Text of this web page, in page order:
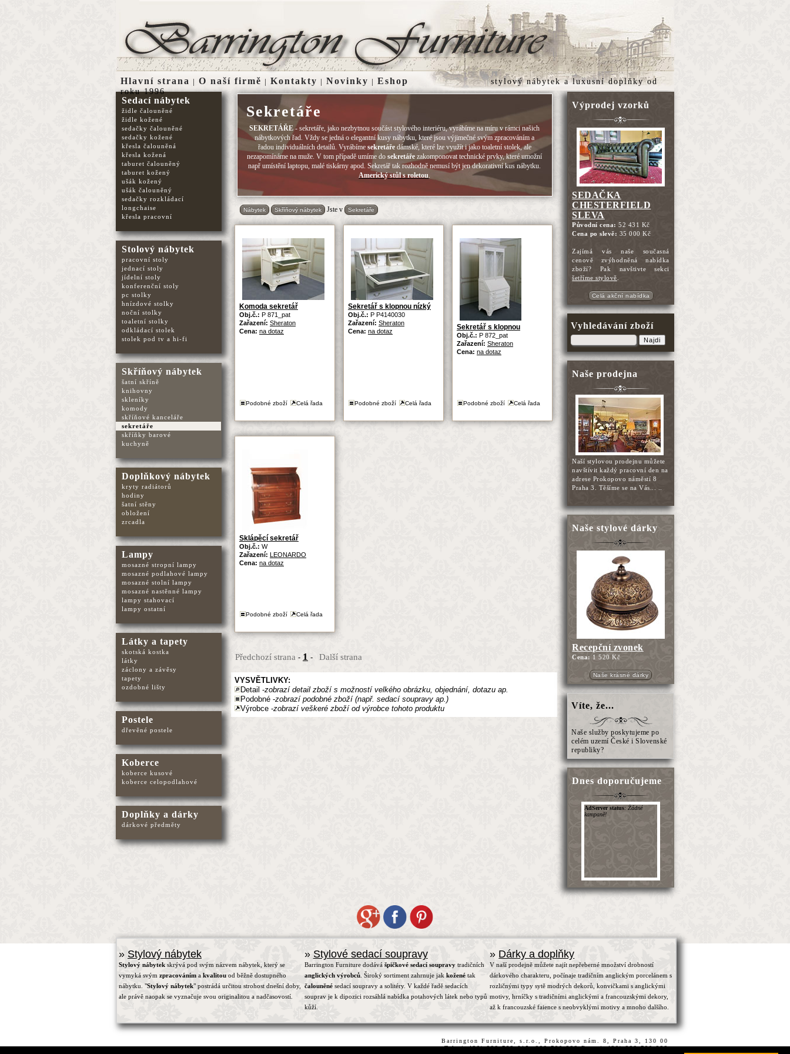
Sekretáře
SEKRETÁŘE- sekretáře, jako nezbytnou součást stylového interiéru, vyrábíme na míru v rámci našich
nábytkových řad. Vždy se jedná o elegantní kusy nábytku, které jsou výjimečné svým zpracováním a
řadou individuálních detailů. Vyrábíme sekretáře dámské, které lze využít i jako toaletní stolek, ale
nezapomínáme na muže. V tom případě umíme dosekretáře zakomponovat technické prvky, které umožní
např umístění laptopu, malé tiskárny apod. Sekretář tak rozhodně nemusí být jen dekorativní kus nábytku.
Americký stůl s roletou.
Nábytek Skříňový nábytek Jste v Sekretáře
Komoda sekretář
Obj.č.: P 871_pat
Zařazení: Sheraton
Cena: na dotaz
Podobné zboží Celá řada
Sekretář s klopnou nízký
Obj.č.: P P4140030
Zařazení: Sheraton
Cena: na dotaz
Podobné zboží Celá řada
Sekretář s klopnou
Obj.č.: P 872_pat
Zařazení: Sheraton
Cena: na dotaz
Podobné zboží Celá řada
Sklápěcí sekretář
Obj.č.: W
Zařazení: LEONARDO
Cena: na dotaz
Podobné zboží Celá řada
Předchozí strana - 1 - Další strana
VYSVĚTLIVKY:
Detail -zobrazí detail zboží s možností velkého obrázku, objednání, dotazu ap.
Podobné -zobrazí podobné zboží (např. sedací soupravy ap.)
Výrobce -zobrazí veškeré zboží od výrobce tohoto produktu
Výprodej vzorků
SEDAČKA
CHESTERFIELD
SLEVA
Původní cena:52 431 Kč
Cena po slevě: 35 000 Kč
Zajímá vás naše současná
cenově zvýhodněná nabídka
zboží? Pak navštivte sekci
šetříme stylově
Celá akční nabídka
Vyhledávání zboží
Najdi
Naše prodejna
Naší stylovou prodejnu můžete
navštívit každý pracovní den na
adrese Prokopovo náměstí 8
Praha 3. Těšíme se na Vás... ..
Naše stylové dárky
Recepční zvonek
Cena: 1 520 Kč
Naše krásné dárky
Víte, že...
Naše služby poskytujeme po
celém uzemí České i Slovenské
republiky?
Dnes doporučujeme
Sedací nábytek
židle čalouněné
židle kožené
sedačky čalouněné
sedačky kožené
křesla čalouněná
křesla kožená
taburet čalouněný
taburet kožený
ušák kožený
ušák čalouněný
sedačky rozkládací
longchaise
křesla pracovní
Stolový nábytek
pracovní stoly
jednací stoly
jídelní stoly
konferenční stoly
pc stolky
hnízdové stolky
noční stolky
toaletní stolky
odkládací stolek
stolek pod tv a hi-fi
Skříňový nábytek
šatní skříně
knihovny
skleníky
komody
skříňové kanceláře
sekretáře
skříňky barové
kuchyně
Doplňkový nábytek
kryty radiátorů
hodiny
šatní stěny
obložení
zrcadla
Lampy
mosazné stropní lampy
mosazné podlahové lampy
mosazné stolní lampy
mosazné nastěnné lampy
lampy stahovací
lampy ostatní
Látky a tapety
skotská kostka
látky
záclony a závěsy
tapety
ozdobné lišty
Postele
dřevěné postele
Koberce
koberce kusové
koberce celopodlahové
Doplňky a dárky
dárkové předměty
Hlavní strana | O naší firmě | Kontakty | Novinky | Eshop stylový nábytekaluxusní doplňkyod
roku 1996
» Stylový nábytek
Stylový nábytek skrývá pod svým názvem nábytek, který se
vymyká svým zpracováním a kvalitou od běžně dostupného
nábytku. "Stylový nábytek" postrádá určitou strohost dnešní doby,
ale právě naopak se vyznačuje svou originalitou a nadčasovostí.
» Stylové sedací soupravy
Barrington Furniture dodává špičkové sedací soupravytradičních
anglických výrobců. Široký sortiment zahrnuje jak koženétak
čalouněnésedací soupravy a solitéry. V každé řadě sedacích
souprav je k dipozici rozsáhlá nabídka potahových látek nebo typů
kůží.
» Dárky a doplňky
V naší prodejně můžete najít nepřeberné množství drobností
dárkového charakteru, počínaje tradičním anglickým porcelánem s
rozličnými typy sytě modrých dekorů, konvičkami s anglickými
motivy, hrníčky s tradičními anglickými a francouzskými dekory,
až k francouzské faience s neobvyklými motivy a mnoho dalšího.
Barrington Furniture, s.r.o., Prokopovo nám. 8, Praha 3, 130 00
Tel.:(+420) 222 782 615, 222 780 222 Fax.:(+420) 222 780 222